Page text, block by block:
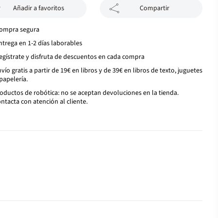
Añadir a favoritos Compartir
segura
en 1-2 días laborables
y disfruta de descuentos en cada compra
gratis a partir de 19€ en libros y de 39€ en libros de texto, juguetes
de robótica: no se aceptan devoluciones en la tienda.
con atención al cliente.